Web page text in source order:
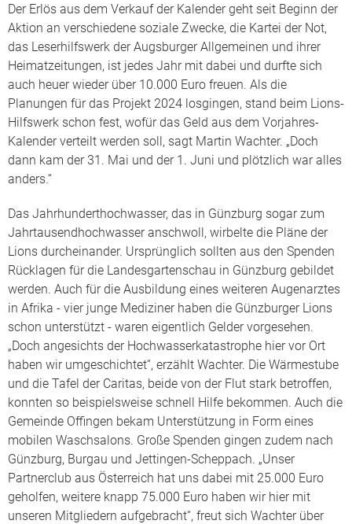
Der Erlös aus dem Verkauf der Kalender geht seit Beginn der
Aktion an verschiedene soziale Zwecke, die Kartei der Not,
das Leserhilfswerk der Augsburger Allgemeinen und ihrer
Heimatzeitungen, ist jedes Jahr mit dabei und durfte sich
auch heuer wieder über 10.000 Euro freuen. Als die
Planungen für das Projekt 2024 losgingen, stand beim Lions-
Hilfswerk schon fest, wofür das Geld aus dem Vorjahres-
Kalender verteilt werden soll, sagt Martin Wachter. „Doch
dann kam der 31. Mai und der 1. Juni und plötzlich war alles
anders.“
Das Jahrhunderthochwasser, das in Günzburg sogar zum
Jahrtausendhochwasser anschwoll, wirbelte die Pläne der
Lions durcheinander. Ursprünglich sollten aus den Spenden
Rücklagen für die Landesgartenschau in Günzburg gebildet
werden. Auch für die Ausbildung eines weiteren Augenarztes
in Afrika - vier junge Mediziner haben die Günzburger Lions
schon unterstützt - waren eigentlich Gelder vorgesehen.
„Doch angesichts der Hochwasserkatastrophe hier vor Ort
haben wir umgeschichtet“, erzählt Wachter. Die Wärmestube
und die Tafel der Caritas, beide von der Flut stark betroffen,
konnten so beispielsweise schnell Hilfe bekommen. Auch die
Gemeinde Offingen bekam Unterstützung in Form eines
mobilen Waschsalons. Große Spenden gingen zudem nach
Günzburg, Burgau und Jettingen-Scheppach. „Unser
Partnerclub aus Österreich hat uns dabei mit 25.000 Euro
geholfen, weitere knapp 75.000 Euro haben wir hier mit
unseren Mitgliedern aufgebracht“, freut sich Wachter über